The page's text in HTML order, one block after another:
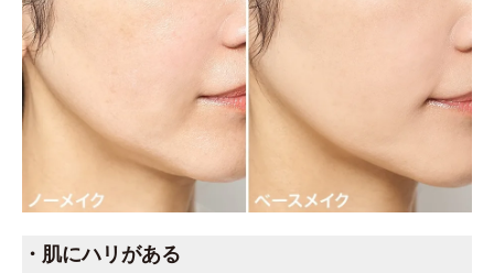
・肌にハリがある